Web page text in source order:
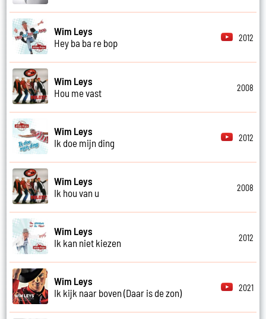
Wim Leys
Hey ba ba re bop
2012
Wim Leys
Hou me vast
2008
Wim Leys
Ik doe mijn ding
2012
Wim Leys
Ik hou van u
2008
Wim Leys
Ik kan niet kiezen
2012
Wim Leys
Ik kijk naar boven (Daar is de zon)
2021